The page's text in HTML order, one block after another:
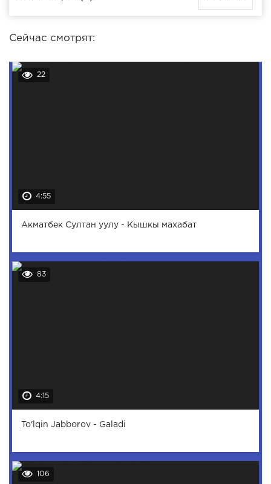
Сейчас смотрят:
22
4:55
Акматбек Султан уулу - Кышкы махабат
83
4:15
To'lqin Jabborov - Galadi
106